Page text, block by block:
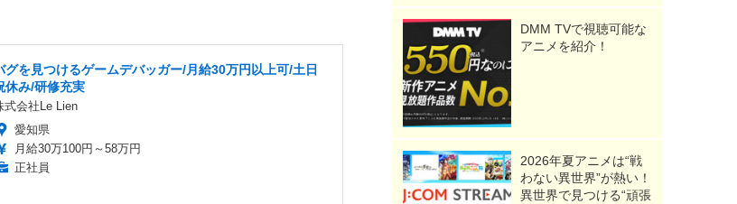
グを見つけるゲームデバッガー/月給30万円以上可/土日
休み/研修充実
式会社Le Lien
愛知県
月給30万100円～58万円
正社員
DMM TVで視聴可能な
アニメを紹介！
2026年夏アニメは“戦
わない異世界”が熱い！
異世界で見つける“頑張